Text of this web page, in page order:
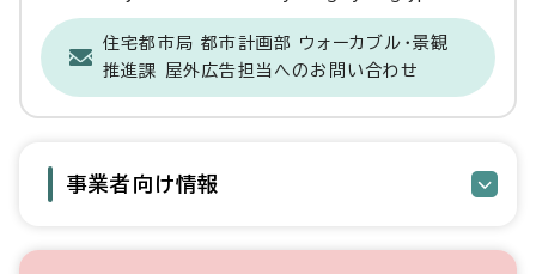
住宅都市局 都市計画部 ウォーカブル・景観
推進課 屋外広告担当へのお問い合わせ
事業者向け情報